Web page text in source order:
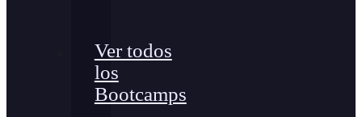
Ver todos
los
Bootcamps